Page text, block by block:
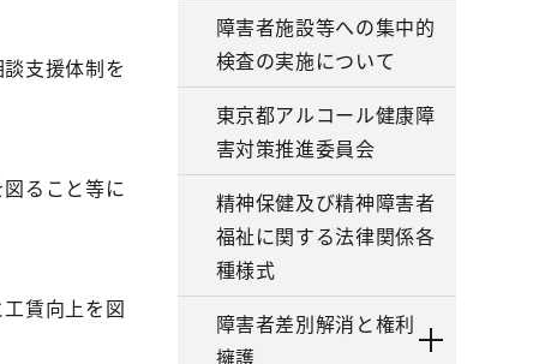
支援体制を
ること等に
賃向上を図
障害者施設等への集中的
検査の実施について
東京都アルコール健康障
害対策推進委員会
精神保健及び精神障害者
福祉に関する法律関係各
種様式
障害者差別解消と権利
擁護